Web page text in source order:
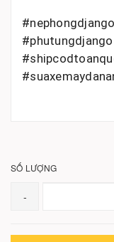
SỐ LƯỢNG
-